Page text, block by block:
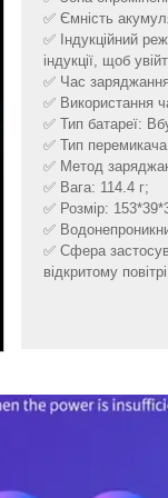
✅ Ємність
✅ Індукційний
індукції, щоб
✅ Час
✅ Використання
✅ Тип батареї:
✅ Тип
✅ Метод
✅ Вага: 114.4 г;
✅ Розмір:
✅
✅ Сфера
відкритому